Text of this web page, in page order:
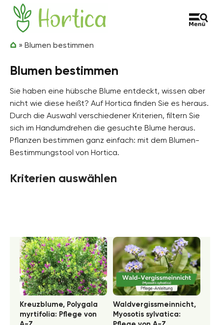
Zum Inhalt springen
Hortica
» Blumen bestimmen
Blumen bestimmen
Sie haben eine hübsche Blume entdeckt, wissen aber
nicht wie diese heißt? Auf Hortica finden Sie es heraus.
Durch die Auswahl verschiedener Kriterien, filtern Sie
sich im Handumdrehen die gesuchte Blume heraus.
Pflanzen bestimmen ganz einfach: mit dem Blumen-
Bestimmungstool von Hortica.
Kriterien auswählen
Kreuzblume, Polygala
myrtifolia: Pflege von
Waldvergissmeinnicht,
Myosotis sylvatica: